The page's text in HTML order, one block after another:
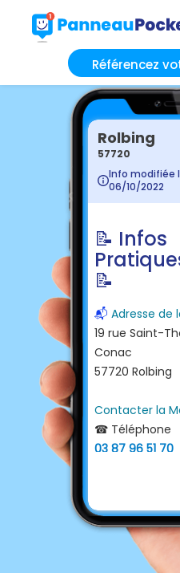
Référencez
Rolbing
57720
Info modifiée
06/10/2022
📝 Infos
📝
📬 Adresse de
19 rue Saint-
Conac
57720 Rolbing
Contacter la
☎ Téléphone
03 87 96 51 70
Permanences :
Mardi de